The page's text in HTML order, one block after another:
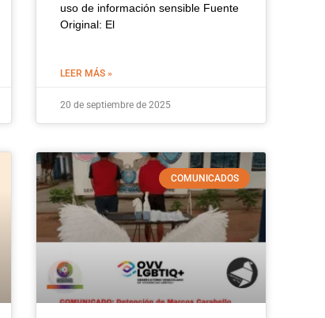
uso de información sensible Fuente
Original: El
LEER MÁS »
20 de septiembre de 2025
COMUNICADOS